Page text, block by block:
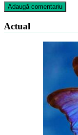
Actual